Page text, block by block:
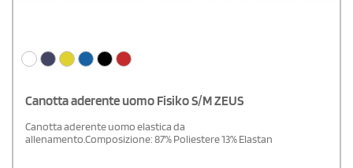
Canotta aderente uomo Fisiko S/M ZEUS
Canotta aderente uomo elastica da
allenamento.Composizione: 87% Poliestere 13% Elastan